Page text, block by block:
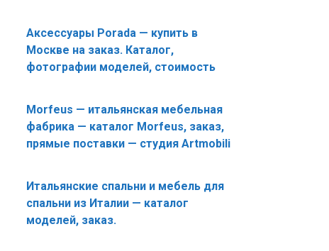
Аксессуары Porada — купить в
Москве на заказ. Каталог,
фотографии моделей, стоимость
Morfeus — итальянская мебельная
фабрика — каталог Morfeus, заказ,
прямые поставки — студия Artmobili
Итальянские спальни и мебель для
спальни из Италии — каталог
моделей, заказ.